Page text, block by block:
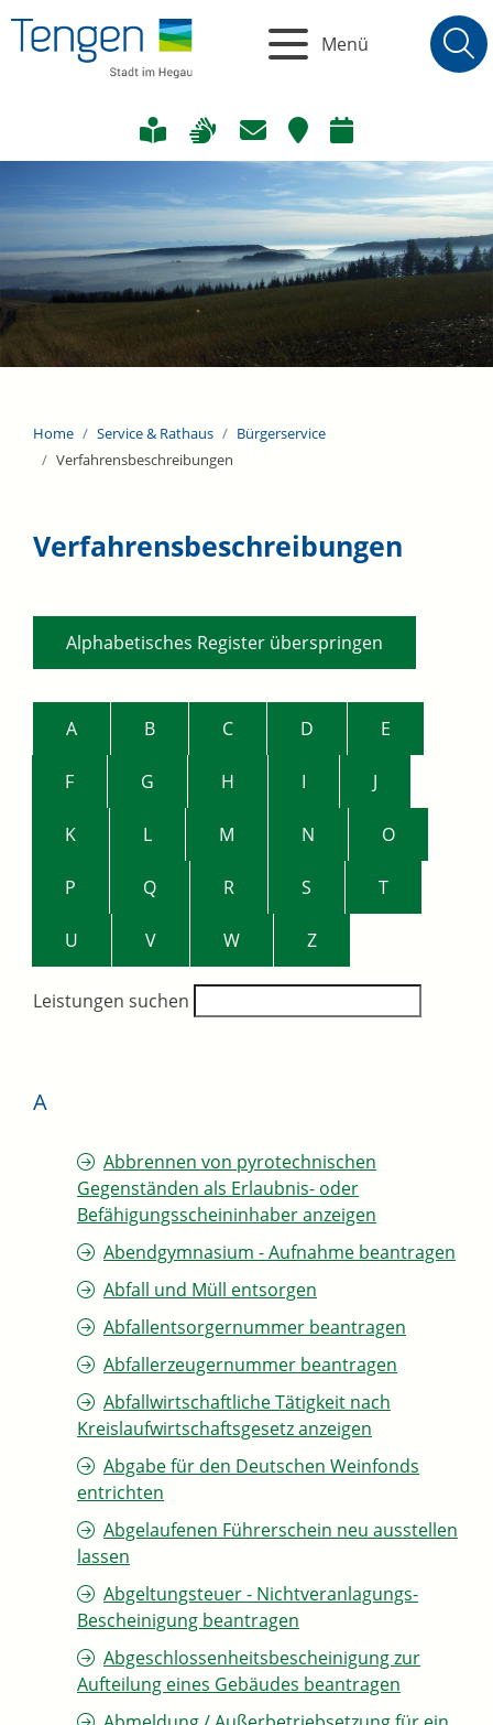
Menü
Home Service & Rathaus
Bürgerservice
Verfahrensbeschreibungen
Verfahrensbeschreibungen
Alphabetisches Register überspringen
A B C D E
F G H I J
K L M N O
P Q R S T
U V W Z
Leistungen suchen
A
Abbrennen von pyrotechnischen
Gegenständen als Erlaubnis- oder
Befähigungsscheininhaber anzeigen
Abendgymnasium - Aufnahme beantragen
Abfall und Müll entsorgen
Abfallentsorgernummer beantragen
Abfallerzeugernummer beantragen
Abfallwirtschaftliche Tätigkeit nach
Kreislaufwirtschaftsgesetz anzeigen
Abgabe für den Deutschen Weinfonds
entrichten
Abgelaufenen Führerschein neu ausstellen
lassen
Abgeltungsteuer - Nichtveranlagungs-
Bescheinigung beantragen
Abgeschlossenheitsbescheinigung zur
Aufteilung eines Gebäudes beantragen